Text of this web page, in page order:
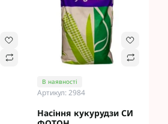
В наявності
Артикул: 2984
Насіння кукурудзи СИ